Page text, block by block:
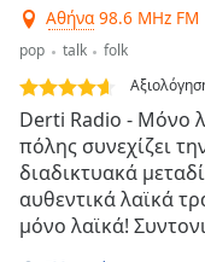
Loaded:
0.00%
Stream
Type
LIVE
Seek to
live,
currently
behind
liveLIVE
Remaining
Αθήνα98.6 MHz FM
pop talk
folk
Derti Radio - Μόνο
πόλης συνεχίζει
διαδικτυακά
αυθεντικά λαϊκά
μόνο λαϊκά!